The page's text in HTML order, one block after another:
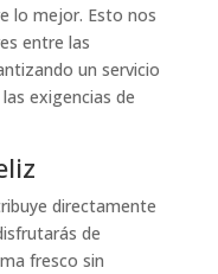
lo mejor. Esto nos
entre las
un servicio
exigencias de
directamente
de
fresco sin